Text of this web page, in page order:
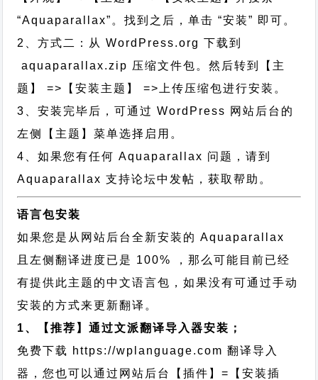
“Aquaparallax”。找到之后，单击 “安装” 即可。
2、方式二：从 WordPress.org 下载到
aquaparallax.zip 压缩文件包。然后转到【主
题】 =>【安装主题】 =>上传压缩包进行安装。
3、安装完毕后，可通过 WordPress 网站后台的
左侧【主题】菜单选择启用。
4、如果您有任何 Aquaparallax 问题，请到
Aquaparallax 支持论坛中发帖，获取帮助。
语言包安装
如果您是从网站后台全新安装的 Aquaparallax
且左侧翻译进度已是 100% ，那么可能目前已经
有提供此主题的中文语言包，如果没有可通过手动
安装的方式来更新翻译。
1、【推荐】通过文派翻译导入器安装；
免费下载 https://wplanguage.com 翻译导入
器，您也可以通过网站后台【插件】=【安装插